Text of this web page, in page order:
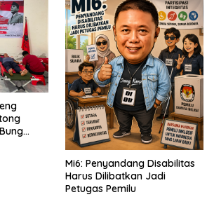
Mi6: Penyandang Disabilitas
Harus Dilibatkan Jadi
Petugas Pemilu